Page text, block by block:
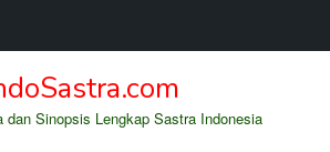
dan Sinopsis Lengkap Sastra Indonesia